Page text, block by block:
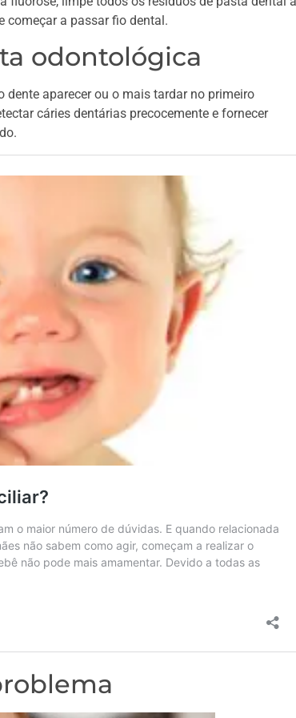
começar a passar fio dental.
odontológica
aparecer ou o mais tardar no primeiro
cáries dentárias precocemente e fornecer